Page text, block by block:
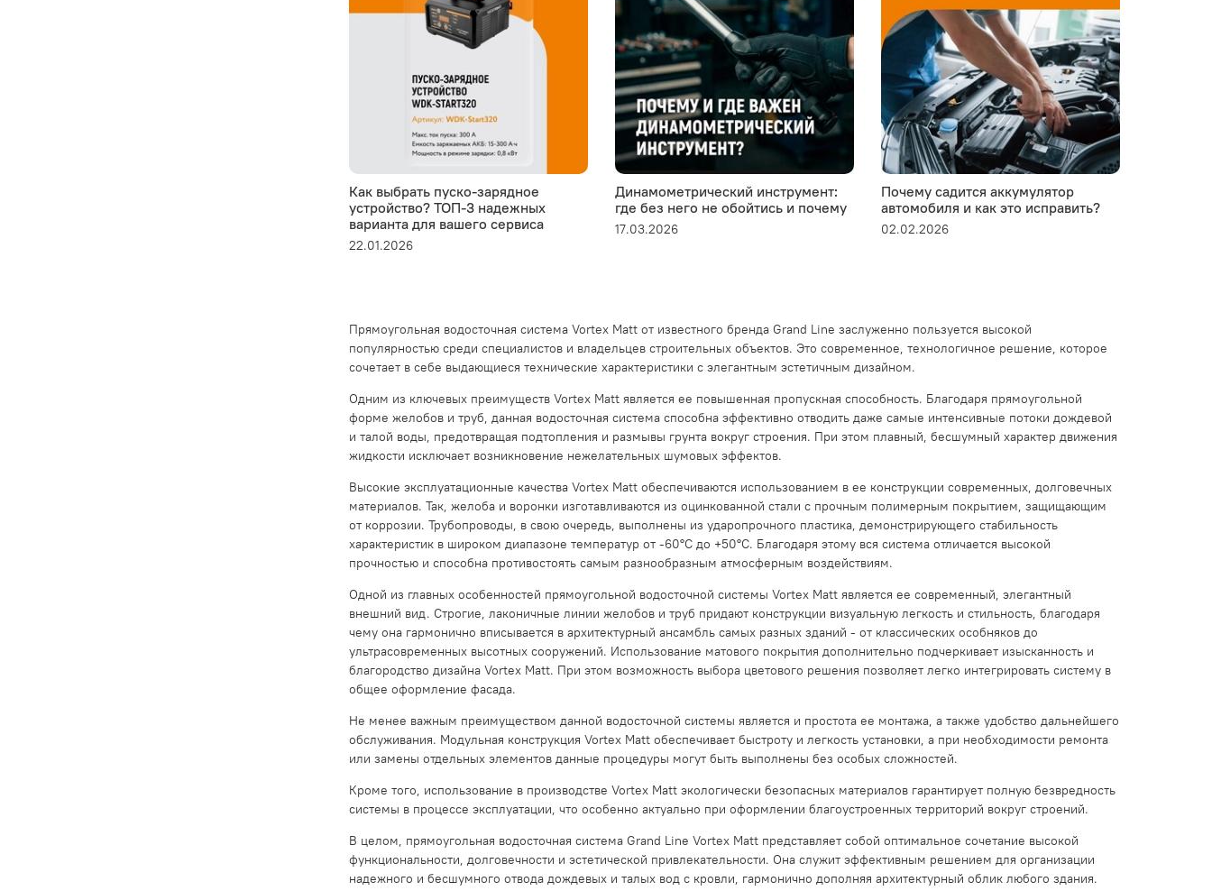
Как выбрать пуско-зарядное
устройство? ТОП-3 надежных
варианта для вашего сервиса
22.01.2026
Динамометрический инструмент:
где без него не обойтись и почему
17.03.2026
Почему садится аккумулятор
автомобиля и как это исправить?
02.02.2026
Прямоугольная водосточная система Vortex Matt от известного бренда Grand Line заслуженно пользуется высокой
популярностью среди специалистов и владельцев строительных объектов. Это современное, технологичное решение, которое
сочетает в себе выдающиеся технические характеристики с элегантным эстетичным дизайном.
Одним из ключевых преимуществ Vortex Matt является ее повышенная пропускная способность. Благодаря прямоугольной
форме желобов и труб, данная водосточная система способна эффективно отводить даже самые интенсивные потоки дождевой
и талой воды, предотвращая подтопления и размывы грунта вокруг строения. При этом плавный, бесшумный характер движения
жидкости исключает возникновение нежелательных шумовых эффектов.
Высокие эксплуатационные качества Vortex Matt обеспечиваются использованием в ее конструкции современных, долговечных
материалов. Так, желоба и воронки изготавливаются из оцинкованной стали с прочным полимерным покрытием, защищающим
от коррозии. Трубопроводы, в свою очередь, выполнены из ударопрочного пластика, демонстрирующего стабильность
характеристик в широком диапазоне температур от -60°С до +50°С. Благодаря этому вся система отличается высокой
прочностью и способна противостоять самым разнообразным атмосферным воздействиям.
Одной из главных особенностей прямоугольной водосточной системы Vortex Matt является ее современный, элегантный
внешний вид. Строгие, лаконичные линии желобов и труб придают конструкции визуальную легкость и стильность, благодаря
чему она гармонично вписывается в архитектурный ансамбль самых разных зданий - от классических особняков до
ультрасовременных высотных сооружений. Использование матового покрытия дополнительно подчеркивает изысканность и
благородство дизайна Vortex Matt. При этом возможность выбора цветового решения позволяет легко интегрировать систему в
общее оформление фасада.
Не менее важным преимуществом данной водосточной системы является и простота ее монтажа, а также удобство дальнейшего
обслуживания. Модульная конструкция Vortex Matt обеспечивает быстроту и легкость установки, а при необходимости ремонта
или замены отдельных элементов данные процедуры могут быть выполнены без особых сложностей.
Кроме того, использование в производстве Vortex Matt экологически безопасных материалов гарантирует полную безвредность
системы в процессе эксплуатации, что особенно актуально при оформлении благоустроенных территорий вокруг строений.
В целом, прямоугольная водосточная система Grand Line Vortex Matt представляет собой оптимальное сочетание высокой
функциональности, долговечности и эстетической привлекательности. Она служит эффективным решением для организации
надежного и бесшумного отвода дождевых и талых вод с кровли, гармонично дополняя архитектурный облик любого здания.